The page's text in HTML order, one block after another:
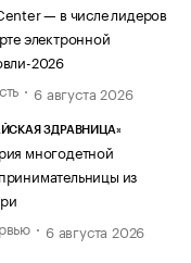
— в числе лидеров
электронной
2026
6 августа 2026
ЗДРАВНИЦА»
многодетной
из
6 августа 2026